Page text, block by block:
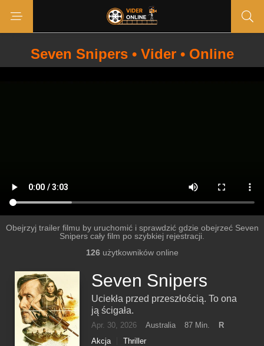
Seven Snipers • Vider • Online
Obejrzyj trailer filmu by uruchomić i sprawdzić gdzie obejrzeć Seven
Snipers cały film po szybkiej rejestracji.
126użytkowników online
Seven Snipers
Uciekła przed przeszłością. To ona
ją ścigała.
Apr. 30, 2026 Australia 87 Min.
R
Akcja
Thriller